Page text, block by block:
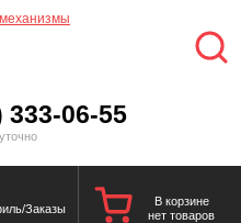
333-06-55
Заказы
В корзине
нет товаров